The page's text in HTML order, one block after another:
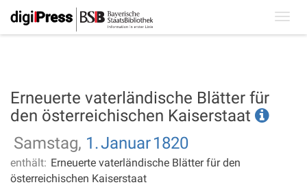
Erneuerte vaterländische Blätter für
den österreichischen Kaiserstaat
Samstag, 1.Januar1820
enthält: Erneuerte vaterländische Blätter für den
österreichischen Kaiserstaat